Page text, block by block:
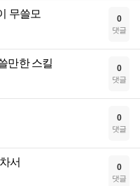
무쓸모 0
댓글
만한 스킬 0
댓글
0
댓글
서 0
댓글